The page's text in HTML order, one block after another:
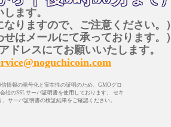
ます。
りますので、ご注意ください。）
はメールにて承っております。）
ドレスにてお願いいたします。
情報の暗号化と実在性の証明のため、GMOグロ
社のSSLサーバ証明書を使用しております。 セキ
、サーバ証明書の検証結果をご確認ください。